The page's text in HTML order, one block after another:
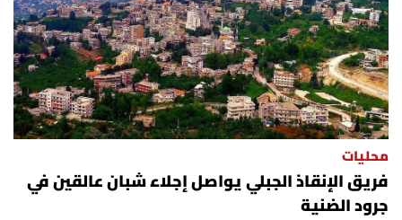
محليات
فريق الإنقاذ الجبلي يواصل إجلاء شبان عالقين في
جرود الضنية